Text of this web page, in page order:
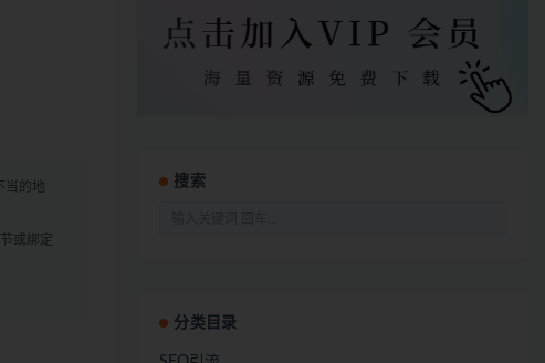
当的地
或绑定
搜索
分类目录